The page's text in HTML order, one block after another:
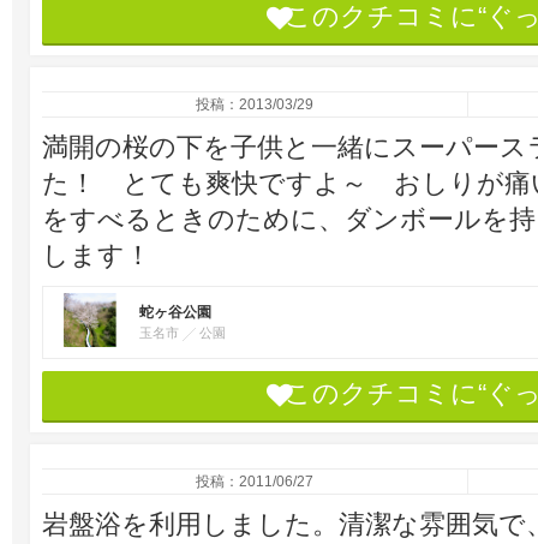
このクチコミに“ぐ
投稿：2013/03/29
満開の桜の下を子供と一緒にスーパー
た！ とても爽快ですよ～ おしりが痛
をすべるときのために、ダンボールを
します！
蛇ヶ谷公園
玉名市 公園
このクチコミに“ぐ
投稿：2011/06/27
岩盤浴を利用しました。清潔な雰囲気